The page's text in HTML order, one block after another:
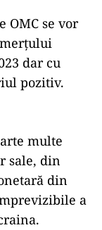
OMC se vor
dar cu
pozitiv.
multe
sale, din
din
a